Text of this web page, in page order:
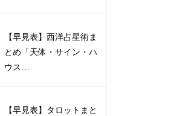
【早見表】西洋占星術ま
とめ「天体・サイン・ハ
ウス…
【早見表】タロットまと